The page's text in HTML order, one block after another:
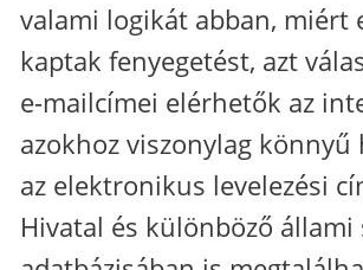
valami logikát abban, miért
kaptak fenyegetést, azt
e-mailcímei elérhetők az
azokhoz viszonylag könnyű
az elektronikus levelezési
Hivatal és különböző